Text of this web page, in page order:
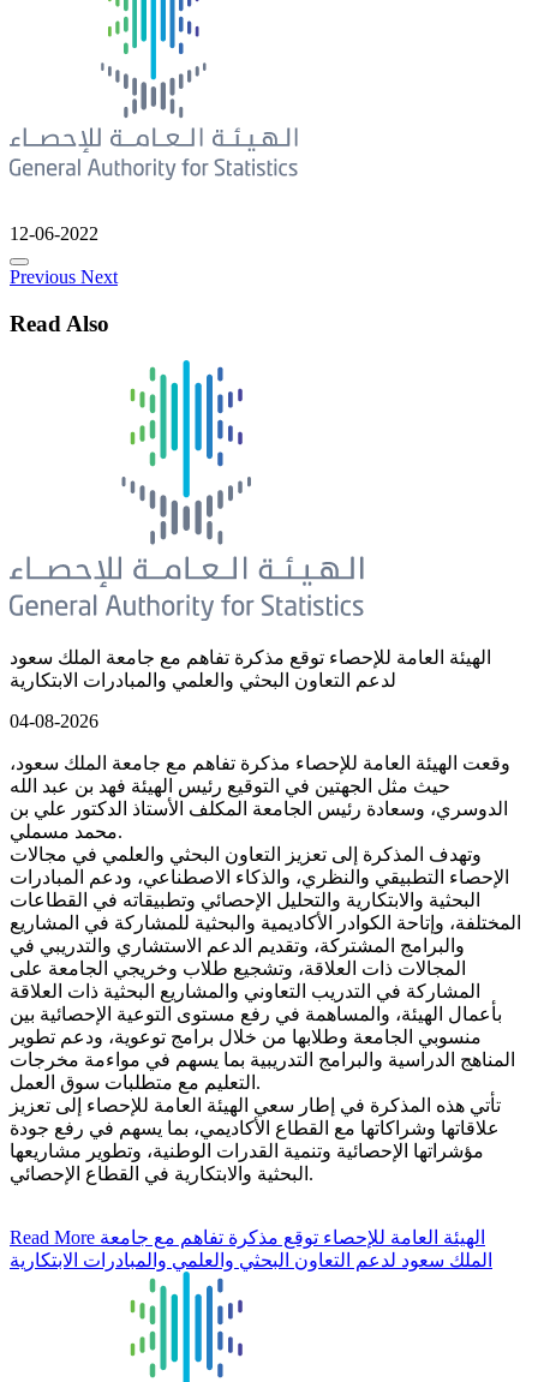
12-06-2022
Previous Next
Read Also
الهيئة العامة للإحصاء توقع مذكرة تفاهم مع جامعة الملك سعود
لدعم التعاون البحثي والعلمي والمبادرات الابتكارية
04-08-2026
وقعت الهيئة العامة للإحصاء مذكرة تفاهم مع جامعة الملك سعود،
حيث مثل الجهتين في التوقيع رئيس الهيئة فهد بن عبد الله
الدوسري، وسعادة رئيس الجامعة المكلف الأستاذ الدكتور علي بن
محمد مسملي.
وتهدف المذكرة إلى تعزيز التعاون البحثي والعلمي في مجالات
الإحصاء التطبيقي والنظري، والذكاء الاصطناعي، ودعم المبادرات
البحثية والابتكارية والتحليل الإحصائي وتطبيقاته في القطاعات
المختلفة، وإتاحة الكوادر الأكاديمية والبحثية للمشاركة في المشاريع
والبرامج المشتركة، وتقديم الدعم الاستشاري والتدريبي في
المجالات ذات العلاقة، وتشجيع طلاب وخريجي الجامعة على
المشاركة في التدريب التعاوني والمشاريع البحثية ذات العلاقة
بأعمال الهيئة، والمساهمة في رفع مستوى التوعية الإحصائية بين
منسوبي الجامعة وطلابها من خلال برامج توعوية، ودعم تطوير
المناهج الدراسية والبرامج التدريبية بما يسهم في مواءمة مخرجات
التعليم مع متطلبات سوق العمل.
تأتي هذه المذكرة في إطار سعي الهيئة العامة للإحصاء إلى تعزيز
علاقاتها وشراكاتها مع القطاع الأكاديمي، بما يسهم في رفع جودة
مؤشراتها الإحصائية وتنمية القدرات الوطنية، وتطوير مشاريعها
البحثية والابتكارية في القطاع الإحصائي.
Read More
الملك سعود لدعم التعاون البحثي والعلمي والمبادرات الابتكارية